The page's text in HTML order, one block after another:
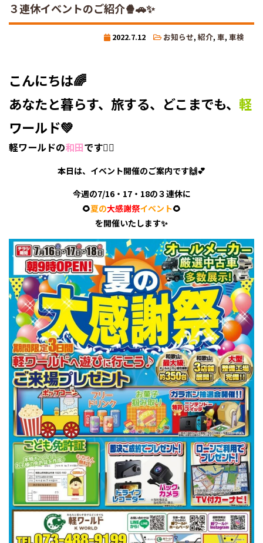
３連休イベントのご紹介🍿🚗✨
2022.7.12 お知らせ, 紹介, 車, 車検
こんにちは🌈
あなたと暮らす、旅する、どこまでも、 軽
ワールド💚
軽ワールドの和田です🙋‍♀️
本日は、イベント開催のご案内です🙌💕
今週の7/16・17・18の３連休に
🌻夏の大感謝祭イベント🌻
を開催いたします✨